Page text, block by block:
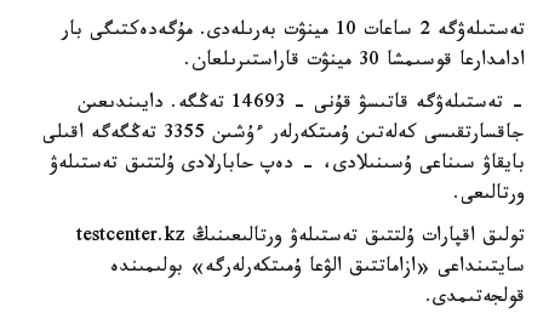
تەستىلەۋگە 2 ساعات 10 مينۋت بەرىلەدى. مۇگەدەكتىگى بار
ادامدارعا قوسىمشا 30 مينۋت قاراستىرىلعان.
- تەستىلەۋگە قاتىسۋ قۇنى - 14693 تەڭگە. دايىندىعىن
جاقسارتقىسى كەلەتىن ۇمىتكەرلەر ءۇشىن 3355 تەڭگەگە اقىلى
بايقاۋ سىناعى ۇسىنىلادى، - دەپ حابارلادى ۇلتتىق تەستىلەۋ
ورتالىعى.
تولىق اقپارات ۇلتتىق تەستىلەۋ ورتالىعىنىڭ testcenter.kz
سايتىنداعى «ازاماتتىق الۋعا ۇمىتكەرلەرگە» بولىمىندە
قولجەتىمدى.